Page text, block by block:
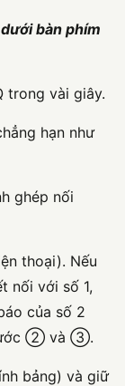
bàn phím
vài giây.
hạn như
ghép nối
thoại). Nếu
nối với số 1,
của số 2
② và ③.
bảng) và giữ